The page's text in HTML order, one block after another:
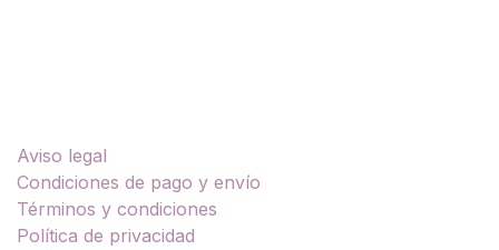
Aviso legal
Condiciones de pago y envío
Términos y condiciones
Política de privacidad